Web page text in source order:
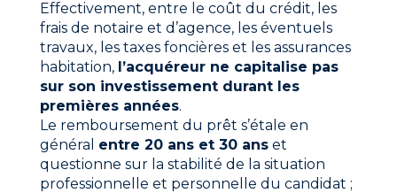
Effectivement, entre le coût du crédit, les
frais de notaire et d’agence, les éventuels
travaux, les taxes foncières et les assurances
habitation, l’acquéreur ne capitalise pas
sur son investissement durant les
premières années.
Le remboursement du prêt s’étale en
général entre 20 ans et 30 ans et
questionne sur la stabilité de la situation
professionnelle et personnelle du candidat ;